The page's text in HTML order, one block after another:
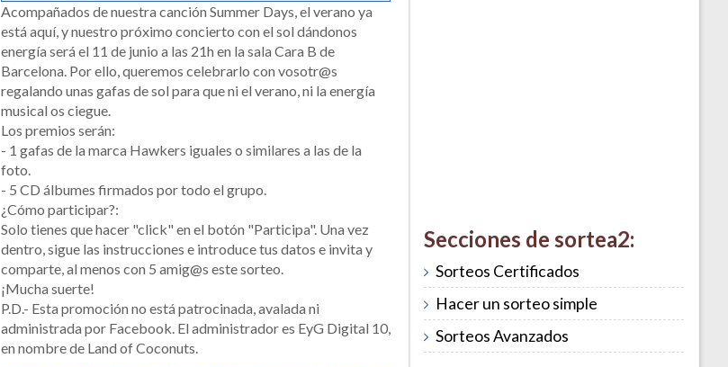
Acompañados de nuestra canción Summer Days, el verano ya
está aquí, y nuestro próximo concierto con el sol dándonos
energía será el 11 de junio a las 21h en la sala Cara B de
Barcelona. Por ello, queremos celebrarlo con vosotr@s
regalando unas gafas de sol para que ni el verano, ni la energía
musical os ciegue.
Los premios serán:
- 1 gafas de la marca Hawkers iguales o similares a las de la
foto.
- 5 CD álbumes firmados por todo el grupo.
¿Cómo participar?:
Solo tienes que hacer "click" en el botón "Participa". Una vez
dentro, sigue las instrucciones e introduce tus datos e invita y
comparte, al menos con 5 amig@s este sorteo.
¡Mucha suerte!
P.D.- Esta promoción no está patrocinada, avalada ni
administrada por Facebook. El administrador es EyG Digital 10,
en nombre de Land of Coconuts.
Secciones de sortea2:
Sorteos Certificados
Hacer un sorteo simple
Sorteos Avanzados